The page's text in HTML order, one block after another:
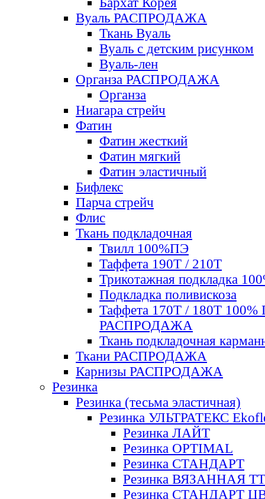
Вуаль РАСПРОДАЖА
Ткань Вуаль
Вуаль с детским рисунком
Вуаль-лен
Органза РАСПРОДАЖА
Органза
Ниагара стрейч
Фатин
Фатин жесткий
Фатин мягкий
Фатин элаcтичный
Бифлекс
Парча стрейч
Флис
Ткань подкладочная
Твилл 100%ПЭ
Таффета 190Т / 210Т
Трикотажная подкладка
Подкладка поливискоза
Таффета 170Т / 180Т 100%
РАСПРОДАЖА
Ткань подкладочная
Ткани РАСПРОДАЖА
Карнизы РАСПРОДАЖА
Резинка
Резинка (тесьма эластичная)
Резинка УЛЬТРАТЕКС
Резинка ЛАЙТ
Резинка OPTIMAL
Резинка СТАНДАРТ
Резинка ВЯЗАННАЯ ТТ
Резинка СТАНДАРТ